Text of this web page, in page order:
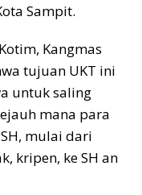
Sampit.
Kangmas
tujuan UKT ini
untuk saling
mana para
mulai dari
kripen, ke SH an